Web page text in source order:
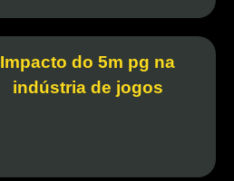
Impacto do 5m pg na
indústria de jogos